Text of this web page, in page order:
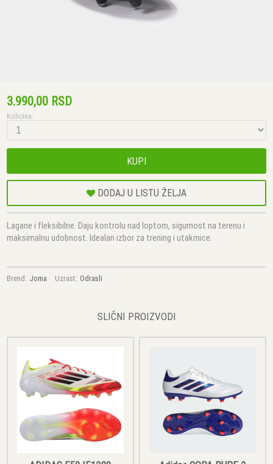
3.990,00 RSD
Kolicina:
KUPI
DODAJ U LISTU ŽELJA
Lagane i fleksibilne. Daju kontrolu nad loptom, sigurnost na terenu i
maksimalnu udobnost. Idealan izbor za trening i utakmice.
Brend: Joma Uzrast: Odrasli
SLIČNI PROIZVODI